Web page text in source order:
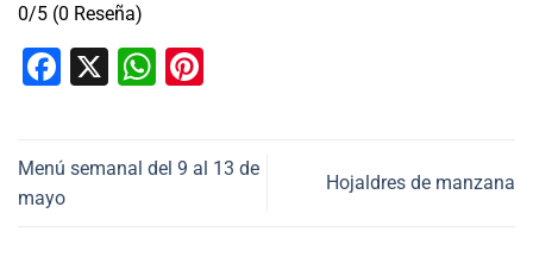
0/5 (0 Reseña)
Facebook
X WhatsApp
Menú semanal del 9 al 13 de
mayo
Hojaldres de manzana